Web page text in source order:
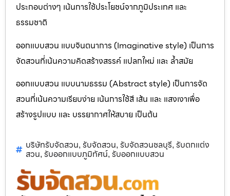
ประกอบต่างๆ เน้นการใช้ประโยชน์จากภูมิประเทศ และ
ธรรมชาติ
ออกแบบสวน แบบจินตนาการ (Imaginative style) เป็นการ
จัดสวนที่เน้นความคิดสร้างสรรค์ แปลกใหม่ และ ล้ำสมัย
ออกแบบสวน แบบนามธรรม (Abstract style) เป็นการจัด
สวนที่เน้นความเรียบง่าย เน้นการใช้สี เส้น และ แสงเงาเพื่อ
สร้างรูปแบบ และ บรรยากาศให้สบาย เป็นต้น
บริษัทรับจัดสวน, รับจัดสวน, รับจัดสวนชลบุรี, รับตกแต่ง
สวน, รับออกแบบภูมิทัศน์, รับออกแบบสวน